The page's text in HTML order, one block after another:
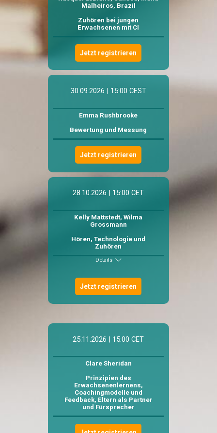
Malheiros, Brazil
Zuhören bei jungen
Erwachsenen mit CI
Jetzt registrieren
30.09.2026 | 15:00 CEST
Emma Rushbrooke
Bewertung und Messung
Jetzt registrieren
28.10.2026 | 15:00 CET
Kelly Mattstedt, Wilma
Grossmann
Hören, Technologie und
Zuhören
Details
Jetzt registrieren
25.11.2026 | 15:00 CET
Clare Sheridan
Prinzipien des
Erwachsenenlernens,
Coachingmodelle und
Feedback, Eltern als Partner
und Fürsprecher